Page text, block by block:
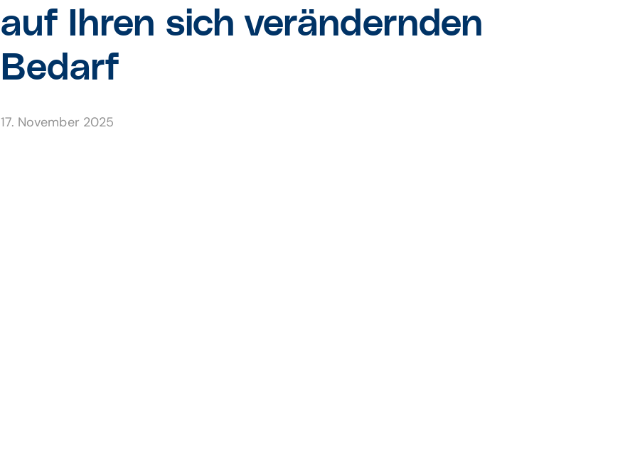
auf Ihren sich verändernden
Bedarf
17. November 2025